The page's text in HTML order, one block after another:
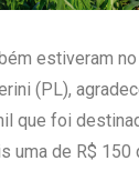
estiveram
(PL),
que foi
uma de R$